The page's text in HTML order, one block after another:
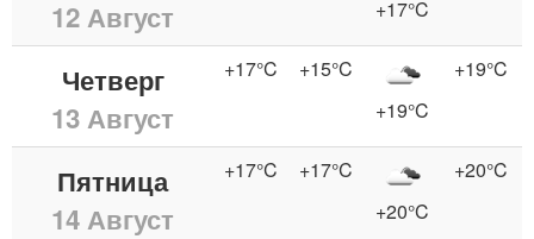
12 Август +17°C
Четверг
13 Август
+17°C
+15°C
+19°C
+19°C
Пятница
14 Август
+17°C
+17°C
+20°C
+20°C